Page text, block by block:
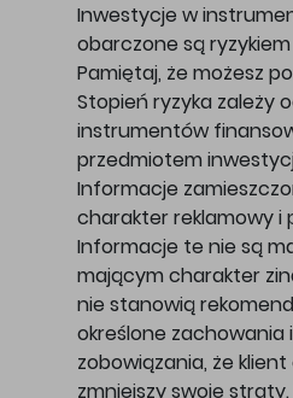
Inwestycje w
obarczone są
Pamiętaj, że możesz
Stopień ryzyka zależy
instrumentów
przedmiotem
Informacje
charakter reklamowy i
Informacje te nie są
mającym charakter
nie stanowią
określone
zobowiązania, że
zmniejszy swoje straty.